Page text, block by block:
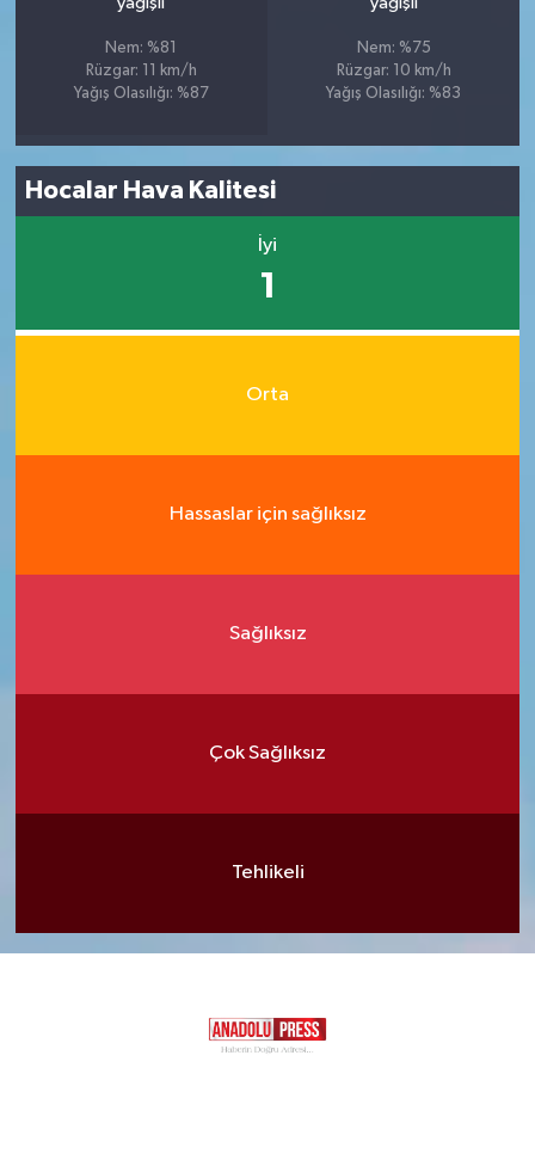
Nem: %81
Rüzgar: 11 km/h
Yağış Olasılığı: %87
Nem: %75
Rüzgar: 10 km/h
Yağış Olasılığı: %83
Hocalar Hava Kalitesi
İyi
1
Orta
Hassaslar için sağlıksız
Sağlıksız
Çok Sağlıksız
Tehlikeli